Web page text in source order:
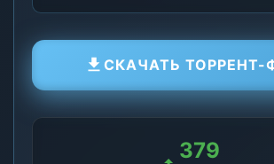
СКАЧАТЬ ТОРРЕНТ-
379